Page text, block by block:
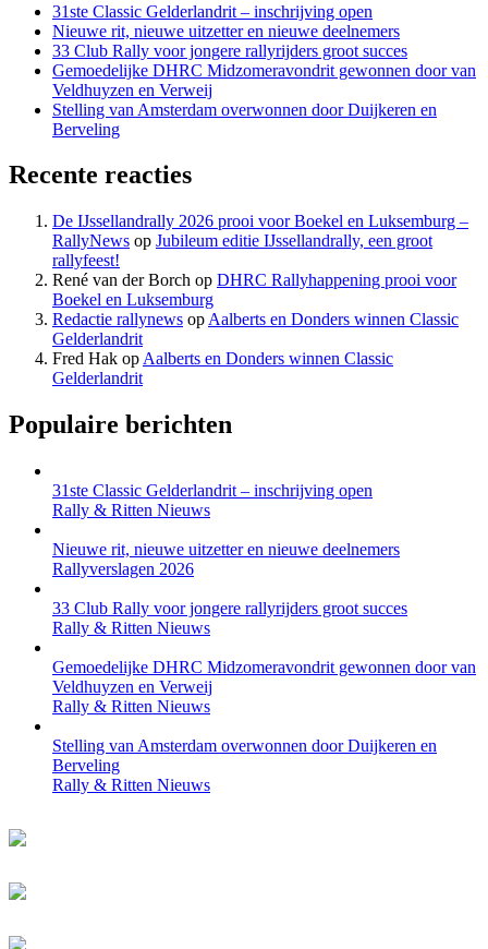
31ste Classic Gelderlandrit – inschrijving open
Nieuwe rit, nieuwe uitzetter en nieuwe deelnemers
33 Club Rally voor jongere rallyrijders groot succes
Gemoedelijke DHRC Midzomeravondrit gewonnen door van
Veldhuyzen en Verweij
Stelling van Amsterdam overwonnen door Duijkeren en
Berveling
Recente reacties
De IJssellandrally 2026 prooi voor Boekel en Luksemburg –
RallyNews op Jubileum editie IJssellandrally, een groot
rallyfeest!
René van der Borch op DHRC Rallyhappening prooi voor
Boekel en Luksemburg
Redactie rallynews op Aalberts en Donders winnen Classic
Gelderlandrit
Fred Hak op Aalberts en Donders winnen Classic
Gelderlandrit
Populaire berichten
31ste Classic Gelderlandrit – inschrijving open
Rally & Ritten Nieuws
Nieuwe rit, nieuwe uitzetter en nieuwe deelnemers
Rallyverslagen 2026
33 Club Rally voor jongere rallyrijders groot succes
Rally & Ritten Nieuws
Gemoedelijke DHRC Midzomeravondrit gewonnen door van
Veldhuyzen en Verweij
Rally & Ritten Nieuws
Stelling van Amsterdam overwonnen door Duijkeren en
Berveling
Rally & Ritten Nieuws